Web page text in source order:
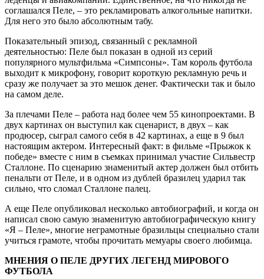
соглашался Пеле, – это рекламировать алкогольные напитки.
Для него это было абсолютным табу.
Показательный эпизод, связанный с рекламной
деятельностью: Пеле был показан в одной из серий
популярного мультфильма «Симпсоны». Там король футбола
выходит к микрофону, говорит короткую рекламную речь и
сразу же получает за это мешок денег. Фактически так и было
на самом деле.
За плечами Пеле – работа над более чем 55 кинопроектами. В
двух картинах он выступил как сценарист, в двух – как
продюсер, сыграл самого себя в 42 картинах, а еще в 9 был
настоящим актером. Интересный факт: в фильме «Прыжок к
победе» вместе с ним в съемках принимал участие Сильвестр
Сталлоне. По сценарию знаменитый актер должен был отбить
пенальти от Пеле, и в одном из дублей бразилец ударил так
сильно, что сломал Сталлоне палец.
А еще Пеле опубликовал несколько автобиографий, и когда он
написал свою самую знаменитую автобиографическую книгу
«Я – Пеле», многие неграмотные бразильцы специально стали
учиться грамоте, чтобы прочитать мемуары своего любимца.
МНЕНИЯ О ПЕЛЕ ДРУГИХ ЛЕГЕНД МИРОВОГО
ФУТБОЛА